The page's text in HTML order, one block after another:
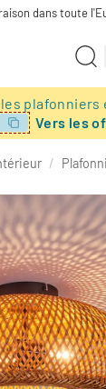
dans toute
plafonniers
Vers les
/